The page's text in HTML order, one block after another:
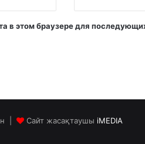
в этом браузере для
| Сайт жасақтаушы iMEDIA